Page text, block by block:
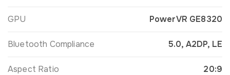
GPU PowerVR GE8320
Bluetooth Compliance 5.0, A2DP, LE
Aspect Ratio 20:9